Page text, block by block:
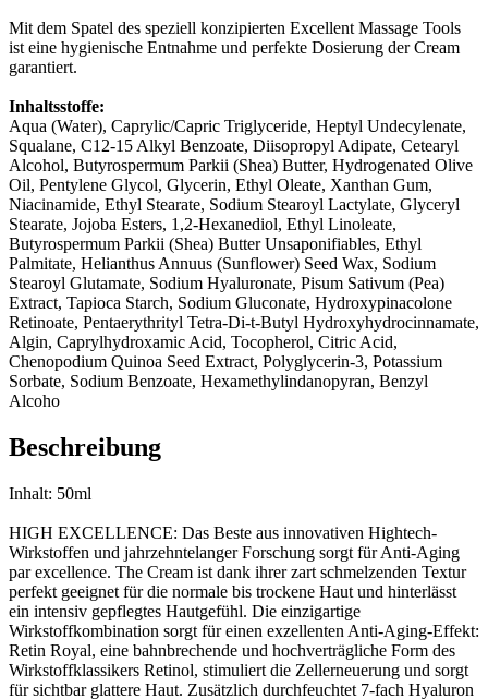
Mit dem Spatel des speziell konzipierten Excellent Massage Tools
ist eine hygienische Entnahme und perfekte Dosierung der Cream
garantiert.
Inhaltsstoffe:
Aqua (Water), Caprylic/Capric Triglyceride, Heptyl Undecylenate,
Squalane, C12-15 Alkyl Benzoate, Diisopropyl Adipate, Cetearyl
Alcohol, Butyrospermum Parkii (Shea) Butter, Hydrogenated Olive
Oil, Pentylene Glycol, Glycerin, Ethyl Oleate, Xanthan Gum,
Niacinamide, Ethyl Stearate, Sodium Stearoyl Lactylate, Glyceryl
Stearate, Jojoba Esters, 1,2-Hexanediol, Ethyl Linoleate,
Butyrospermum Parkii (Shea) Butter Unsaponifiables, Ethyl
Palmitate, Helianthus Annuus (Sunflower) Seed Wax, Sodium
Stearoyl Glutamate, Sodium Hyaluronate, Pisum Sativum (Pea)
Extract, Tapioca Starch, Sodium Gluconate, Hydroxypinacolone
Retinoate, Pentaerythrityl Tetra-Di-t-Butyl Hydroxyhydrocinnamate,
Algin, Caprylhydroxamic Acid, Tocopherol, Citric Acid,
Chenopodium Quinoa Seed Extract, Polyglycerin-3, Potassium
Sorbate, Sodium Benzoate, Hexamethylindanopyran, Benzyl
Alcoho
Beschreibung
Inhalt: 50ml
HIGH EXCELLENCE: Das Beste aus innovativen Hightech-
Wirkstoffen und jahrzehntelanger Forschung sorgt für Anti-Aging
par excellence. The Cream ist dank ihrer zart schmelzenden Textur
perfekt geeignet für die normale bis trockene Haut und hinterlässt
ein intensiv gepflegtes Hautgefühl. Die einzigartige
Wirkstoffkombination sorgt für einen exzellenten Anti-Aging-Effekt:
Retin Royal, eine bahnbrechende und hochverträgliche Form des
Wirkstoffklassikers Retinol, stimuliert die Zellerneuerung und sorgt
für sichtbar glattere Haut. Zusätzlich durchfeuchtet 7-fach Hyaluron